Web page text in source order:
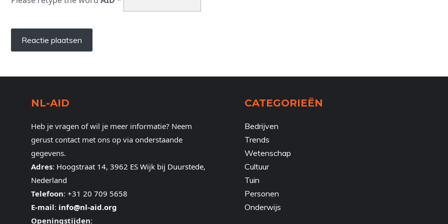
NL-AID
Heb je vragen of wil je meer informatie? Neem
gerust contact met ons op via onderstaande
gegevens.
Adres: Hoogstraat 14, 3962 ES Wijk bij Duurstede,
Nederland
Telefoon: +31 20 709 5658
E-mail: info@nl-aid.org
Openingstijden:
CATEGORIEËN
Bedrijven
Trends
Wetenschap
Cultuur
Tuin
Personen
Onderwijs